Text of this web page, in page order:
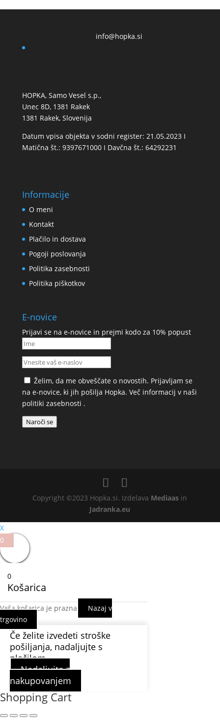
HOPKA, Samo Vesel s.p.,
Unec 8D, 1381 Rakek
1381 Rakek, Slovenija
Datum vpisa objekta v sodni register: 21.05.2023 I
Matična št.: 9397671000 I Davčna št.: 64292231
info@hopka.si
Informacije
O meni
Kontakt
Plačilo in dostava
Pogoji poslovanja
Politika zasebnosti
Politika piškotkov
E-novice
Prijavi se na e-novice in prejmi kodo za 10% popust
Želim, da me obveščate o novostih. Prijavljam se
na e-novice, ki jih pošilja Hopka. Več informacij v naši
politiki zasebnosti .
Naroči se
Copyright ©2023 Hopka.si. Izdelava Mediaas in
Jadranka.eu
X
0
0
Košarica
Vaša košarica je prazna
Nazaj v
trgovino
Če želite izvedeti stroške
pošiljanja, nadaljujte s
plačilom.
Nadaljujte z
nakupovanjem
Shopping Cart